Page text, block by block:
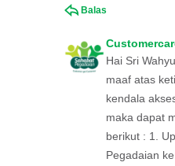
Balas
Hai Sri
maaf atas
kendala
maka dapat
berikut : 1.
Pegadaian